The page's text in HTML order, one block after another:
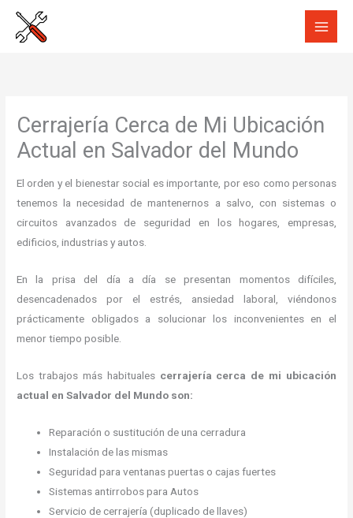
Cerrajería Cerca de Mi Ubicación
Actual en Salvador del Mundo
El orden y el bienestar social es importante, por eso como personas
tenemos la necesidad de mantenernos a salvo, con sistemas o
circuitos avanzados de seguridad en los hogares, empresas,
edificios, industrias y autos.
En la prisa del día a día se presentan momentos difíciles,
desencadenados por el estrés, ansiedad laboral, viéndonos
prácticamente obligados a solucionar los inconvenientes en el
menor tiempo posible.
Los trabajos más habituales cerrajería cerca de mi ubicación
actual en Salvador del Mundo son:
Reparación o sustitución de una cerradura
Instalación de las mismas
Seguridad para ventanas puertas o cajas fuertes
Sistemas antirrobos para Autos
Servicio de cerrajería (duplicado de llaves)